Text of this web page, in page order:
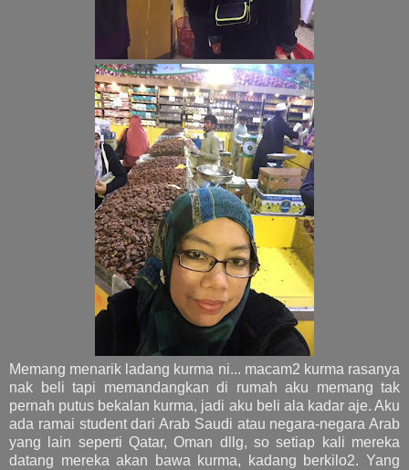
Memang menarik ladang kurma ni... macam2 kurma rasanya
nak beli tapi memandangkan di rumah aku memang tak
pernah putus bekalan kurma, jadi aku beli ala kadar aje. Aku
ada ramai student dari Arab Saudi atau negara-negara Arab
yang lain seperti Qatar, Oman dllg, so setiap kali mereka
datang mereka akan bawa kurma, kadang berkilo2. Yang